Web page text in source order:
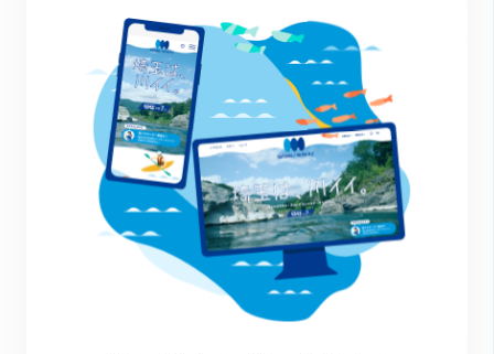
2023.12.26
【小山川】彩りと郷土の歴史を体感する川
川図鑑